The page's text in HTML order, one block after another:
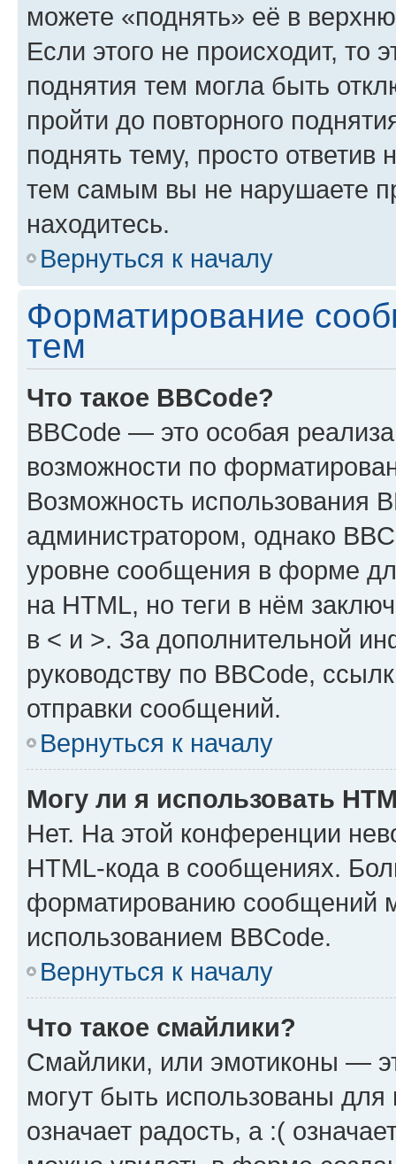
можете «поднять» её в
Если этого не происходит, то
поднятия тем могла быть
пройти до повторного
поднять тему, просто ответив
тем самым вы не нарушаете
находитесь.
Вернуться к началу
Форматирование
тем
Что такое BBCode?
BBCode — это особая
возможности по
Возможность использования
администратором, однако
уровне сообщения в форме
на HTML, но теги в нём
в < и >. За дополнительной
руководству по BBCode,
отправки сообщений.
Вернуться к началу
Могу ли я использовать
Нет. На этой конференции
HTML-кода в сообщениях.
форматированию сообщений
использованием BBCode.
Вернуться к началу
Что такое смайлики?
Смайлики, или эмотиконы —
могут быть использованы
означает радость, а :(